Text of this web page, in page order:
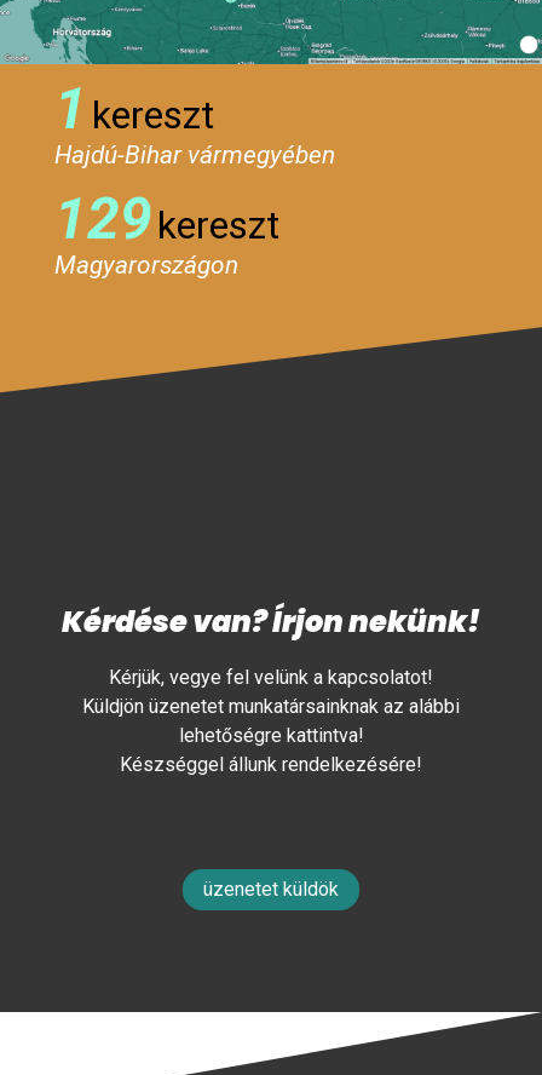
1 kereszt
Hajdú-Bihar vármegyében
129kereszt
Magyarországon
Kérdése van? Írjon nekünk!
Kérjük, vegye fel velünk a kapcsolatot!
Küldjön üzenetet munkatársainknak az alábbi
lehetőségre kattintva!
Készséggel állunk rendelkezésére!
üzenetet küldök